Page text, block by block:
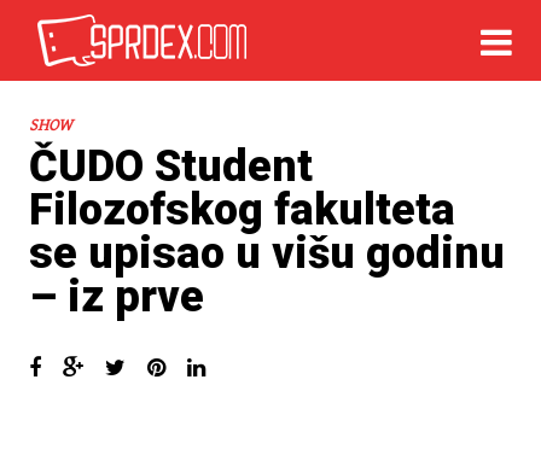
SHOW
ČUDO Student
Filozofskog fakulteta
se upisao u višu godinu
– iz prve